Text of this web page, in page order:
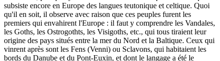
subsiste encore en Europe des langues teutonique et celtique. Quoi
qu'il en soit, il observe avec raison que ces peuples furent les
premiers qui envahirent l'Europe : il faut y comprendre les Vandales,
les Goths, les Ostrogothts, les Visigoths, etc., qui tous tiraient leur
origine des pays situés entre la mer du Nord et la Baltique. Ceux qui
vinrent après sont les Fens (Venni) ou Sclavons, qui habitaient les
bords du Danube et du Pont-Euxin, et dont le langage a été le